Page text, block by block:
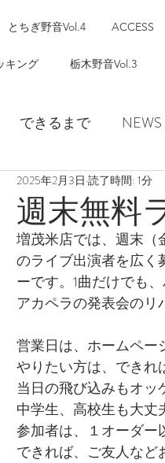
とちぎ野音Vol.4 ACCESS
キング 栃木野音Vol.3
できるまで NEWS
週末無料
2025年2月3日 読了時間: 1分
増茂米店では、週末（
のライブ出演者を広く
ーです。1曲だけでも
アカペラの発表会のリ
営業日は、ホームペー
やりたい方は、できれ
当日の飛び込みもオッ
中学生、高校生も大丈
参加者は、１オーダー
できれば、ご友人など